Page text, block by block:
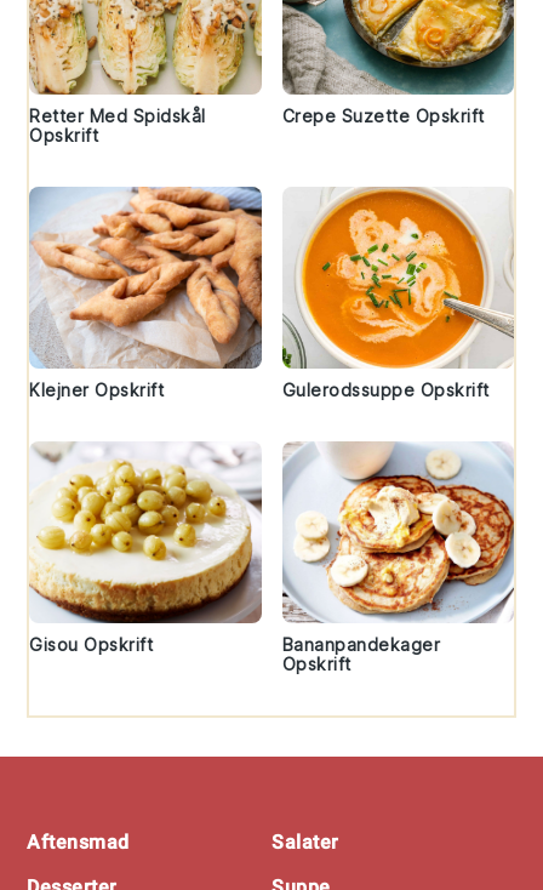
Retter Med Spidskål
Opskrift
Crepe Suzette Opskrift
Klejner Opskrift Gulerodssuppe Opskrift
Gisou Opskrift
Bananpandekager
Opskrift
Aftensmad
Salater